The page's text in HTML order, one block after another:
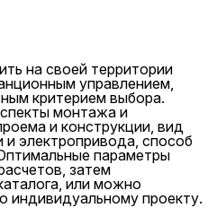
на своей территории
управлением,
критерием выбора.
монтажа и
и конструкции, вид
и электропривода, способ
параметры
затем
или можно
индивидуальному проекту.